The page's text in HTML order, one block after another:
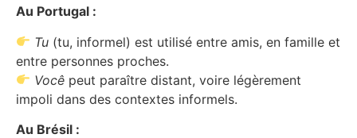
Au Portugal :
Tu (tu, informel) est utilisé entre amis, en famille et
entre personnes proches.
Você peut paraître distant, voire légèrement
impoli dans des contextes informels.
Au Brésil :